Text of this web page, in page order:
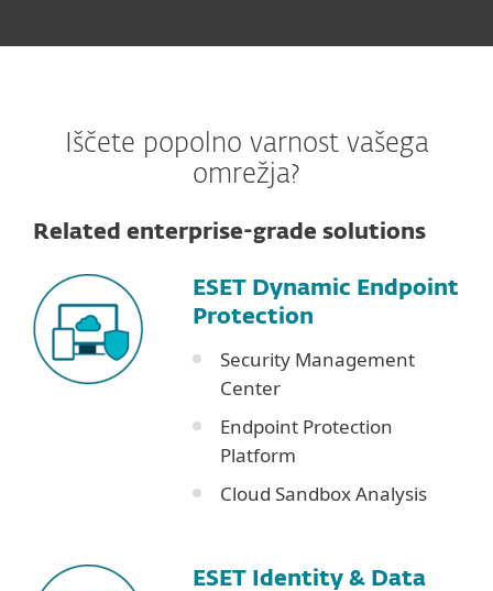
Iščete popolno varnost vašega
omrežja?
Related enterprise-grade solutions
ESET Dynamic Endpoint
Protection
Security Management
Center
Endpoint Protection
Platform
Cloud Sandbox Analysis
ESET Identity & Data